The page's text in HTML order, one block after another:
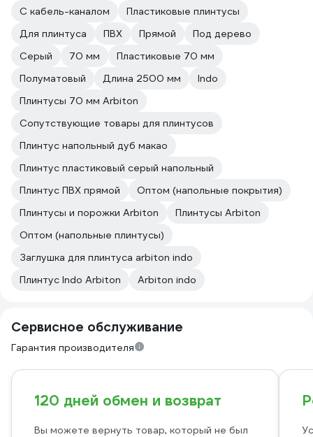
С кабель-каналом
Пластиковые плинтусы
Для плинтуса
ПВХ Прямой
Под дерево
Серый
70 мм
Пластиковые 70 мм
Полуматовый
Длина 2500 мм
Indo
Плинтусы 70 мм Arbiton
Сопутствующие товары для плинтусов
Плинтус напольный дуб макао
Плинтус пластиковый серый напольный
Плинтус ПВХ прямой
Оптом (напольные покрытия)
Плинтусы и порожки Arbiton
Плинтусы Arbiton
Оптом (напольные плинтусы)
Заглушка для плинтуса arbiton indo
Плинтус Indo Arbiton
Arbiton indo
Сервисное обслуживание
Гарантия производителя
120 дней обмен и возврат
Вы можете вернуть товар, который не был